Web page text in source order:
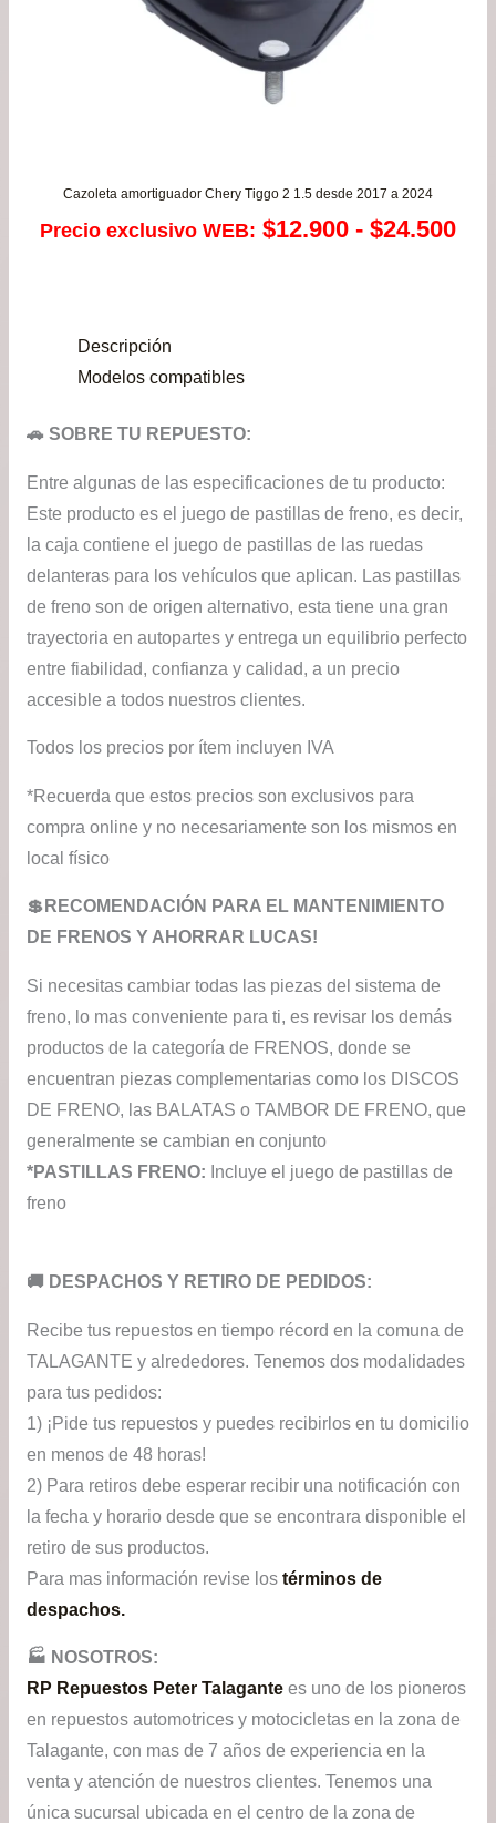
Cazoleta amortiguador Chery Tiggo 2 1.5 desde 2017 a 2024
Precio exclusivo WEB: $12.900 - $24.500
Descripción
Modelos compatibles
🚗 SOBRE TU REPUESTO:
Entre algunas de las especificaciones de tu producto:
Este producto es el juego de pastillas de freno, es decir,
la caja contiene el juego de pastillas de las ruedas
delanteras para los vehículos que aplican. Las pastillas
de freno son de origen alternativo, esta tiene una gran
trayectoria en autopartes y entrega un equilibrio perfecto
entre fiabilidad, confianza y calidad, a un precio
accesible a todos nuestros clientes.
Todos los precios por ítem incluyen IVA
*Recuerda que estos precios son exclusivos para
compra online y no necesariamente son los mismos en
local físico
💲RECOMENDACIÓN PARA EL MANTENIMIENTO
DE FRENOS Y AHORRAR LUCAS!
Si necesitas cambiar todas las piezas del sistema de
freno, lo mas conveniente para ti, es revisar los demás
productos de la categoría de FRENOS, donde se
encuentran piezas complementarias como los DISCOS
DE FRENO, las BALATAS o TAMBOR DE FRENO, que
generalmente se cambian en conjunto
*PASTILLAS FRENO: Incluye el juego de pastillas de
freno
​🚚​ DESPACHOS Y RETIRO DE PEDIDOS:
Recibe tus repuestos en tiempo récord en la comuna de
TALAGANTE y alrededores. Tenemos dos modalidades
para tus pedidos:
1) ¡Pide tus repuestos y puedes recibirlos en tu domicilio
en menos de 48 horas!
2) Para retiros debe esperar recibir una notificación con
la fecha y horario desde que se encontrara disponible el
retiro de sus productos.
Para mas información revise los términos de
despachos.
🏭​ NOSOTROS:
RP Repuestos Peter Talagante es uno de los pioneros
en repuestos automotrices y motocicletas en la zona de
Talagante, con mas de 7 años de experiencia en la
venta y atención de nuestros clientes. Tenemos una
única sucursal ubicada en el centro de la zona de